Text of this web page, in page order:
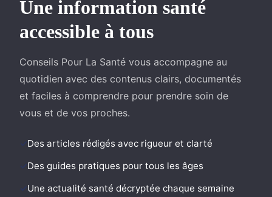
Une information santé
accessible à tous
Conseils Pour La Santé vous accompagne au
quotidien avec des contenus clairs, documentés
et faciles à comprendre pour prendre soin de
vous et de vos proches.
Des articles rédigés avec rigueur et clarté
Des guides pratiques pour tous les âges
Une actualité santé décryptée chaque semaine